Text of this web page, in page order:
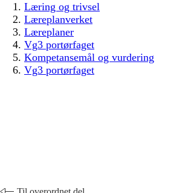
Læring og trivsel
Læreplanverket
Læreplaner
Vg3 portørfaget
Kompetansemål og vurdering
Vg3 portørfaget